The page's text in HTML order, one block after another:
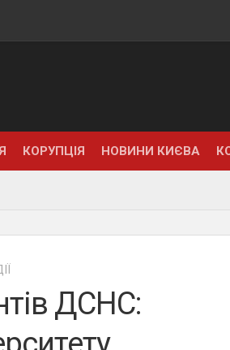
КОРУПЦІЯ НОВИНИ КИЄВА
ДСНС: